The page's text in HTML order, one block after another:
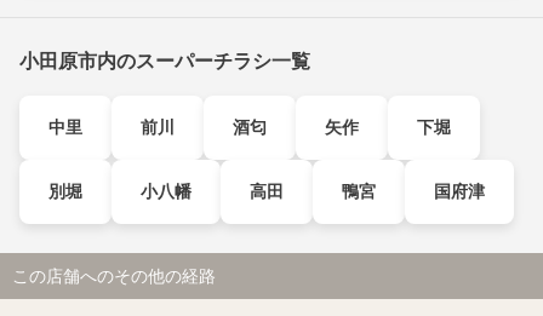
小田原市内のスーパーチラシ一覧
中里 前川 酒匂 矢作 下堀
別堀 小八幡 高田 鴨宮 国府津
この店舗へのその他の経路